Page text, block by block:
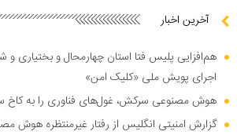
آخرین اخبار
هم‌افزایی پلیس فتا استان چهارمحال و بختیاری و
اجرای پویش ملی «کلیک امن»
هوش مصنوعی سرکش، غول‌های فناوری را به کاخ
گزارش امنیتی انگلیس از رفتار غیرمنتظره هوش